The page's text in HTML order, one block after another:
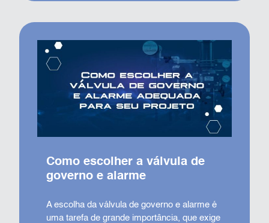
Como escolher a válvula de
governo e alarme
A escolha da válvula de governo e alarme é
uma tarefa de grande importância, que exige